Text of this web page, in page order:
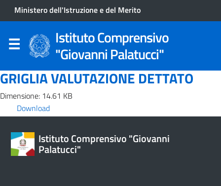
Ministero dell'Istruzione e del Merito
Istituto Comprensivo
"Giovanni Palatucci"
GRIGLIA VALUTAZIONE DETTATO
Dimensione: 14.61 KB
Download
Istituto Comprensivo "Giovanni
Palatucci"